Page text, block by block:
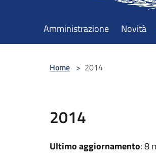
Amministrazione Novità
Home > 2014
2014
Ultimo aggiornamento: 8